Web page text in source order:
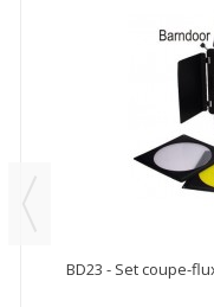
BD23 - Set coupe-